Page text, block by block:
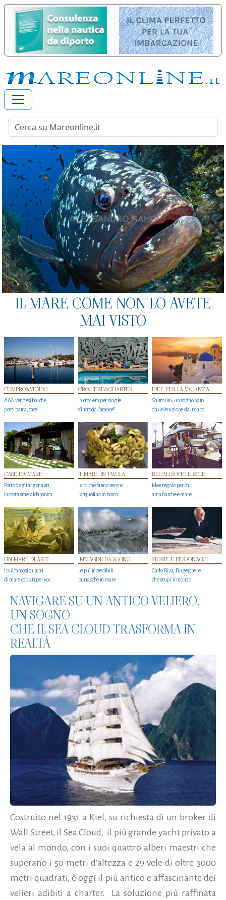
IL MARE COME NON LO AVETE
MAI VISTO
COMPRO&VENDO
AAA vendesi barche,
posti barca, case…
CROCIERE&CHARTER
In crociera per single
s'incrocia l’amore?
IDEE PER LA VACANZA
Santorini, un sogno nato
da un’eruzione da incubo
CASE DA MARE
Porto degli argonauti,
la costa smeralda jonica
IL MARE IN TAVOLA
I cibi che fanno venire
l’acquolina in bocca
REGALI SOTTO IL SOLE
Idee regalo per chi
ama barche e mare
UN MARE DI ARTE
I più famosi quadri
di mare copiati per voi
IMMAGINI DA SOGNO
Le più incredibili
burrasche in mare
STORIE E PERSONAGGI
Carlo Riva, l’ingegnere
che stupi' il mondo
NAVIGARE SU UN ANTICO VELIERO,
UN SOGNO
CHE IL SEA CLOUD TRASFORMA IN
REALTÀ
Costruito nel 1931 a Kiel, su richiesta di un broker di
Wall Street, il Sea Cloud, il più grande yacht privato a
vela al mondo, con i suoi quattro alberi maestri che
superano i 50 metri d'altezza e 29 vele di oltre 3000
metri quadrati, è oggi il più antico e affascinante dei
velieri adibiti a charter. La soluzione più raffinata